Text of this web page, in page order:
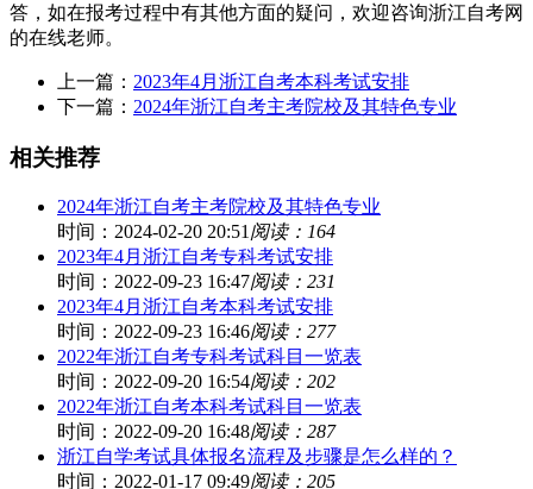
答，如在报考过程中有其他方面的疑问，欢迎咨询浙江自考网
的在线老师。
上一篇： 2023年4月浙江自考本科考试安排
下一篇： 2024年浙江自考主考院校及其特色专业
相关推荐
2024年浙江自考主考院校及其特色专业
时间：2024-02-20 20:51 阅读：164
2023年4月浙江自考专科考试安排
时间：2022-09-23 16:47阅读：231
2023年4月浙江自考本科考试安排
时间：2022-09-23 16:46阅读：277
2022年浙江自考专科考试科目一览表
时间：2022-09-20 16:54阅读：202
2022年浙江自考本科考试科目一览表
时间：2022-09-20 16:48阅读：287
浙江自学考试具体报名流程及步骤是怎么样的？
时间：2022-01-17 09:49阅读：205